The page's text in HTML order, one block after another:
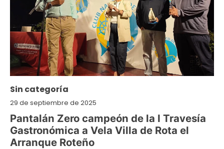
Sin categoría
29 de septiembre de 2025
Pantalán Zero campeón de la I Travesía
Gastronómica a Vela Villa de Rota el
Arranque Roteño